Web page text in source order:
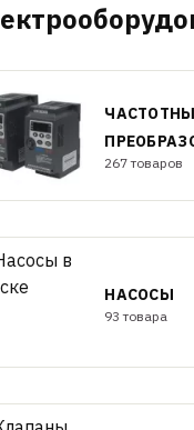
267 товаров
НАСОСЫ
93 товара